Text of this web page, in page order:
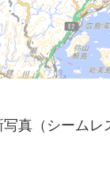
真（シーム